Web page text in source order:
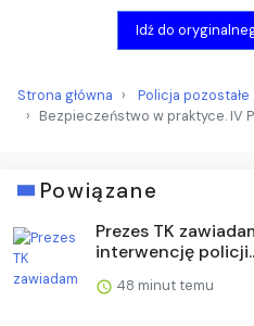
Idź do
Strona główna
Policja pozostałe
Bezpieczeństwo w praktyce. IV
Powiązane
Prezes TK
interwencję
48 minut temu